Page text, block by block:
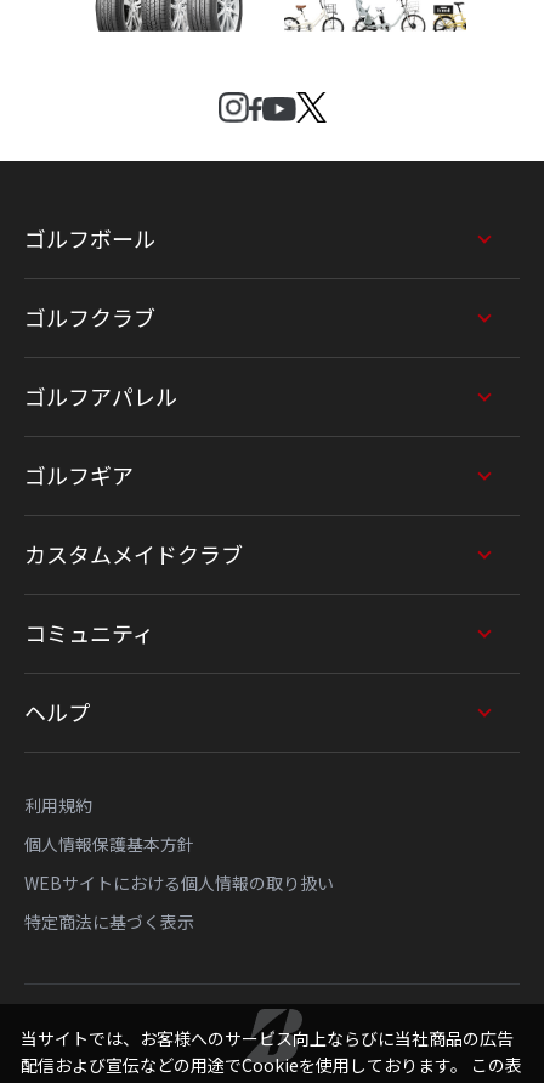
ゴルフボール
ゴルフクラブ
ゴルフアパレル
ゴルフギア
カスタムメイドクラブ
コミュニティ
ヘルプ
利用規約
個人情報保護基本方針
WEBサイトにおける個人情報の取り扱い
特定商法に基づく表示
当サイトでは、お客様へのサービス向上ならびに当社商品の広告
配信および宣伝などの用途でCookieを使用しております。 この表